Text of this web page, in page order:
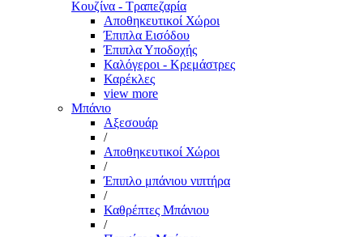
Κουζίνα - Τραπεζαρία
Αποθηκευτικοί Χώροι
Έπιπλα Εισόδου
Έπιπλα Υποδοχής
Καλόγεροι - Κρεμάστρες
Καρέκλες
view more
Μπάνιο
Αξεσουάρ
/
Αποθηκευτικοί Χώροι
/
Έπιπλο μπάνιου νιπτήρα
/
Καθρέπτες Μπάνιου
/